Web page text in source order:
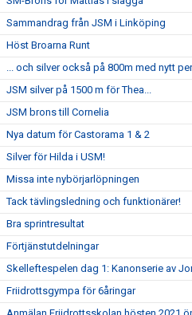
Sammandrag från JSM i Linköping
Höst Broarna Runt
... och silver också på 800m med nytt
JSM silver på 1500 m för Thea...
JSM brons till Cornelia
Nya datum för Castorama 1 & 2
Silver för Hilda i USM!
Missa inte nybörjarlöpningen
Tack tävlingsledning och funktionärer!
Bra sprintresultat
Förtjänstutdelningar
Skelleftespelen dag 1: Kanonserie av
Friidrottsgympa för 6åringar